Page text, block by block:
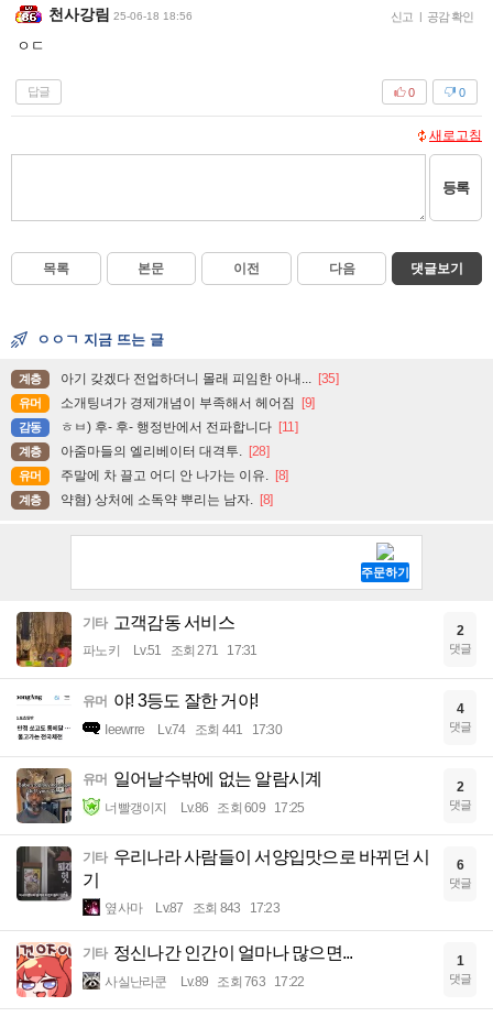
천사강림 25-06-18 18:56 신고 | 공감 확인
ㅇㄷ
답글 0
0
새로고침
등록
목록 본문 이전 다음 댓글보기
ㅇㅇㄱ 지금 뜨는 글
계층 아기 갖겠다 전업하더니 몰래 피임한 아내... [35]
유머 소개팅녀가 경제개념이 부족해서 헤어짐 [9]
감동 ㅎㅂ) 후- 후- 행정반에서 전파합니다 [11]
계층 아줌마들의 엘리베이터 대격투. [28]
유머 주말에 차 끌고 어디 안 나가는 이유. [8]
계층 약혐) 상처에 소독약 뿌리는 남자. [8]
기타 고객감동 서비스
파노키 Lv.51 조회 271 17:31
2
댓글
유머 야! 3등도 잘한 거야!
Ieewrre Lv.74 조회 441 17:30
4
댓글
유머 일어날수밖에 없는 알람시계
너빨갱이지 Lv.86 조회 609 17:25
2
댓글
기타 우리나라 사람들이 서양입맛으로 바뀌던 시
기
옆사마 Lv.87 조회 843 17:23
6
댓글
기타 정신나간 인간이 얼마나 많으면...
사실난라쿤 Lv.89 조회 763 17:22
1
댓글